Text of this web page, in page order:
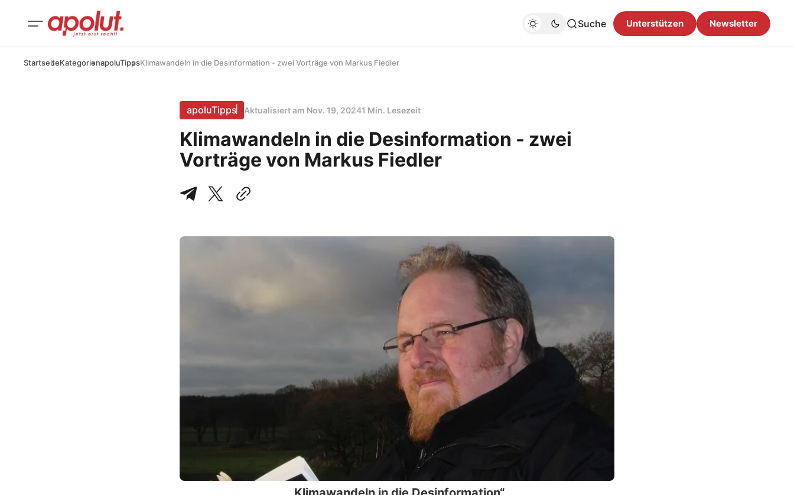
Suche Unterstützen Newsletter
StartseiteKategorienapoluTippsKlimawandeln in die Desinformation - zwei Vorträge von Markus Fiedler
apoluTipps Aktualisiert am Nov. 19, 20241 Min. Lesezeit
Klimawandeln in die Desinformation - zwei
Vorträge von Markus Fiedler